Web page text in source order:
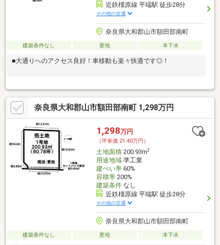
近鉄橿原線 平端駅 徒歩28分
その他の交通
奈良県大和郡山市額田部南町
建築条件なし 更地 本下水
■大通りへのアクセス良好！車移動も楽々快適です◎！
奈良県大和郡山市額田部南町 1,298万円
1,298万円
（坪単価:21.40万円）
土地面積200.93m2
用途地域準工業
建ぺい率60%
容積率200%
建築条件なし
近鉄橿原線 平端駅 徒歩28分
その他の交通
奈良県大和郡山市額田部南町
建築条件なし 更地 本下水